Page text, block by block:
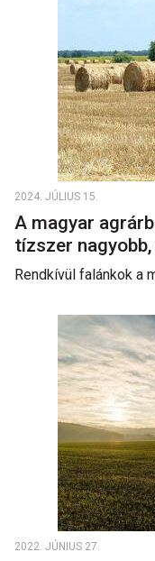
2024. JÚLIUS 15.
A magyar
tízszer
Rendkívül falánkok a
2022. JÚNIUS 27.